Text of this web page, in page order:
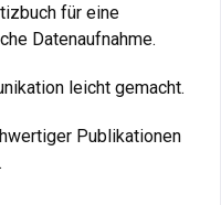
für eine
Datenaufnahme.
leicht gemacht.
Publikationen